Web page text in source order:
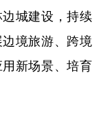
城建设，持续
境旅游、跨境
新场景、培育